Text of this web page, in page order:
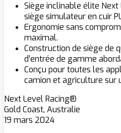
Siège inclinable élite Next
siège simulateur en cuir
Ergonomie sans
maximal.
Construction de siège de
d’entrée de gamme
Conçu pour toutes les
camion et agriculture sur
Next Level Racing®
Gold Coast, Australie
19 mars 2024